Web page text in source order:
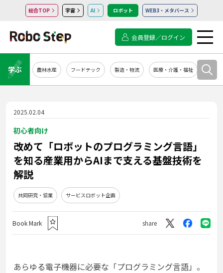
総合TOP 宇宙 AI ロボット WEB3・メタバース
会員登録／ログイン
学ぶ 農林水産 フードテック 製造・物流 医療・介護・福祉 シス
2025.02.04
初心者向け
改めて「ロボットのプログラミング言語」
を知る――産業用からAIまで支える基盤技術を
解説
共同研究・協業 サービスロボット企画
Book Mark share
あらゆる電子機器に必要な「プログラミング言語」。